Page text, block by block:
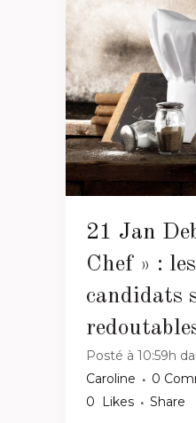
21 Jan
Chef » :
candidats
Posté à 10:59h
Caroline
0
0
Likes Share